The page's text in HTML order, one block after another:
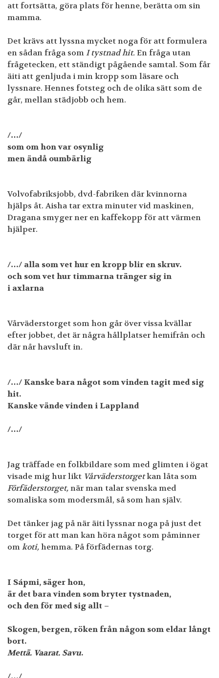
att fortsätta, göra plats för henne, berätta om sin
mamma.
Det krävs att lyssna mycket noga för att formulera
en sådan fråga somI tystnad hit. En fråga utan
frågetecken, ett ständigt pågående samtal. Som får
äiti att genljuda i min kropp som läsare och
lyssnare. Hennes fotsteg och de olika sätt som de
går, mellan städjobb och hem.
/…/
som om hon var osynlig
men ändå oumbärlig
Volvofabriksjobb, dvd-fabriken där kvinnorna
hjälps åt. Aisha tar extra minuter vid maskinen,
Dragana smyger ner en kaffekopp för att värmen
hjälper.
/…/ alla som vet hur en kropp blir en skruv.
och som vet hur timmarna tränger sig in
i axlarna
Vårväderstorget som hon går över vissa kvällar
efter jobbet, det är några hållplatser hemifrån och
där når havsluft in.
/…/ Kanske bara något som vinden tagit med sig
hit.
Kanske vände vinden i Lappland
/…/
Jag träffade en folkbildare som med glimten i ögat
visade mig hur likt Vårväderstorgetkan låta som
Förfäderstorget,när man talar svenska med
somaliska som modersmål, så som han själv.
Det tänker jag på när äiti lyssnar noga på just det
torget för att man kan höra något som påminner
omkoti,hemma. På förfädernas torg.
I Sápmi, säger hon,
är det bara vinden som bryter tystnaden,
och den för med sig allt –
Skogen, bergen, röken från någon som eldar långt
bort.
Mettä. Vaarat. Savu.